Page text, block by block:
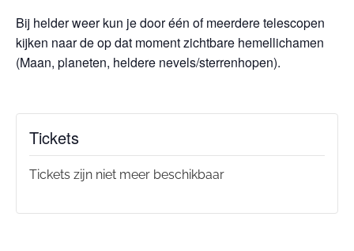
Bij helder weer kun je door één of meerdere telescopen
kijken naar de op dat moment zichtbare hemellichamen
(Maan, planeten, heldere nevels/sterrenhopen).
Tickets
Tickets zijn niet meer beschikbaar